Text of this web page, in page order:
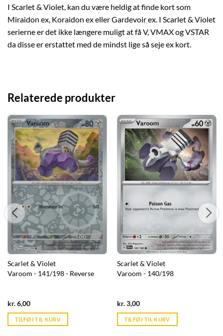
I Scarlet & Violet, kan du være heldig at finde kort som
Miraidon ex, Koraidon ex eller Gardevoir ex. I Scarlet & Violet
serierne er det ikke længere muligt at få V, VMAX og VSTAR
da disse er erstattet med de mindst lige så seje ex kort.
Relaterede produkter
Scarlet & Violet
Varoom - 141/198 - Reverse
kr.6,00Current
is:
kr. 39,95.
TILFØJ TIL KURV
Scarlet & Violet
Varoom - 140/198
kr.3,00Current
is:
kr. 39,95.
TILFØJ TIL KURV